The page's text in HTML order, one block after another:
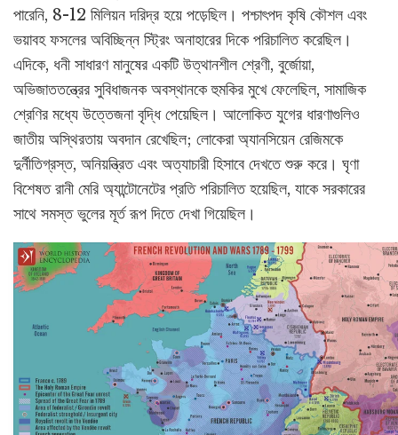
পারেনি, 8-12 মিলিয়ন দরিদ্র হয়ে পড়েছিল। পশ্চাৎপদ কৃষি কৌশল এবং
ভয়াবহ ফসলের অবিচ্ছিন্ন স্ট্রিং অনাহারের দিকে পরিচালিত করেছিল।
এদিকে, ধনী সাধারণ মানুষের একটি উত্থানশীল শ্রেণী, বুর্জোয়া,
অভিজাততন্ত্রের সুবিধাজনক অবস্থানকে হুমকির মুখে ফেলেছিল, সামাজিক
শ্রেণির মধ্যে উত্তেজনা বৃদ্ধি পেয়েছিল। আলোকিত যুগের ধারণাগুলিও
জাতীয় অস্থিরতায় অবদান রেখেছিল; লোকেরা অ্যানসিয়েন রেজিমকে
দুর্নীতিগ্রস্ত, অনিয়ন্ত্রিত এবং অত্যাচারী হিসাবে দেখতে শুরু করে। ঘৃণা
বিশেষত রানী মেরি অ্যান্টোনেটের প্রতি পরিচালিত হয়েছিল, যাকে সরকারের
সাথে সমস্ত ভুলের মূর্ত রূপ দিতে দেখা গিয়েছিল।